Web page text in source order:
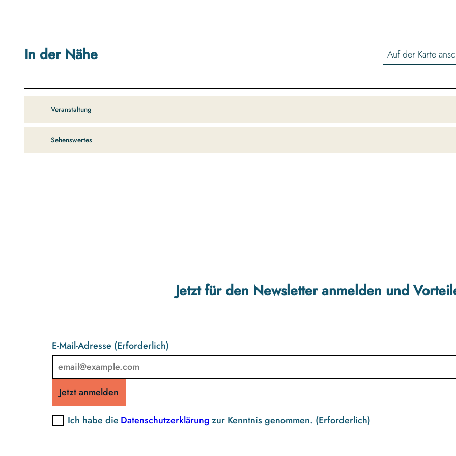
In der Nähe Auf der Karte
Veranstaltung
Sehenswertes
Jetzt für den Newsletter anmelden und
E-Mail-Adresse (Erforderlich)
Jetzt anmelden
Ich habe dieDatenschutzerklärungzur Kenntnis genommen. (Erforderlich)